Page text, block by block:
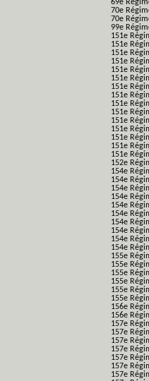
69e
70e
70e
99e
151e
151e
151e
151e
151e
151e
151e
151e
151e
151e
151e
151e
151e
151e
151e
152e
154e
154e
154e
154e
154e
154e
154e
154e
154e
154e
155e
155e
155e
155e
155e
155e
156e
156e
157e
157e
157e
157e
157e
157e
157e